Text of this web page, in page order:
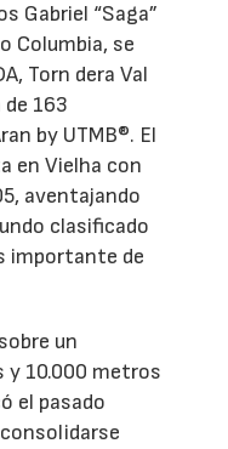
Gabriel “Saga”
Columbia, se
Torn dera Val
de 163
by UTMB®. El
en Vielha con
aventajando
clasificado
importante de
un
y 10.000 metros
el pasado